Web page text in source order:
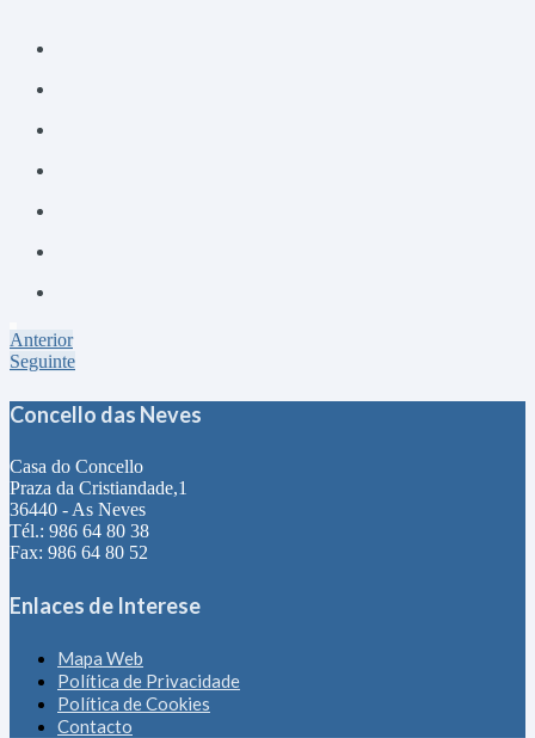
Anterior
Seguinte
Concello das Neves
Casa do Concello
Praza da Cristiandade,1
36440 - As Neves
Tél.: 986 64 80 38
Fax: 986 64 80 52
Enlaces de Interese
Mapa Web
Política de Privacidade
Política de Cookies
Contacto